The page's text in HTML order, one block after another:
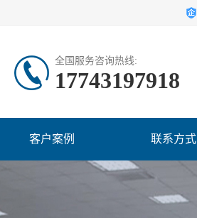
全国服务咨询热线:
17743197918
客户案例 联系方式